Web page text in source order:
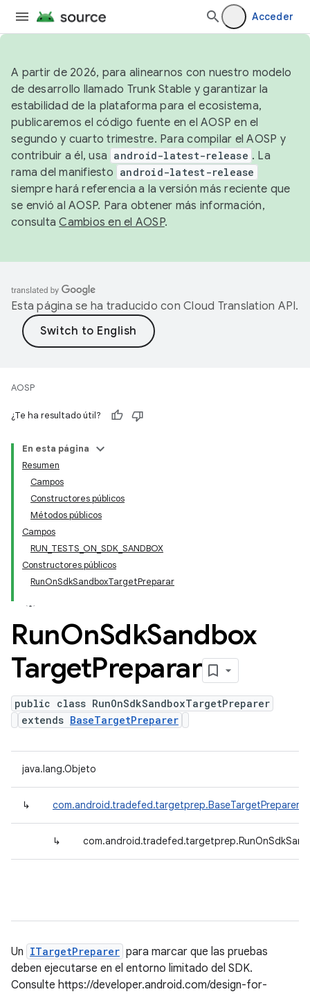
Acceder
A partir de 2026, para alinearnos con nuestro modelo
de desarrollo llamado Trunk Stable y garantizar la
estabilidad de la plataforma para el ecosistema,
publicaremos el código fuente en el AOSP en el
segundo y cuarto trimestre. Para compilar el AOSP y
contribuir a él, usa android-latest-release . La
rama del manifiesto android-latest-release
siempre hará referencia a la versión más reciente que
se envió al AOSP. Para obtener más información,
consultaCambios en el AOSP.
Esta página se ha traducido con Cloud Translation API.
AOSP
¿Te ha resultado útil?
En esta página
Resumen
Campos
Constructores públicos
Métodos públicos
Campos
RUN_TESTS_ON_SDK_SANDBOX
Constructores públicos
RunOnSdkSandboxTargetPreparar
RunOnSdkSandbox
TargetPreparar
public class RunOnSdkSandboxTargetPreparer
extends BaseTargetPreparer
java.lang.Objeto
↳ com.android.tradefed.targetprep.BaseTargetPreparer
↳
Un ITargetPreparer para marcar que las pruebas
deben ejecutarse en el entorno limitado del SDK.
Consulte https://developer.android.com/design-for-